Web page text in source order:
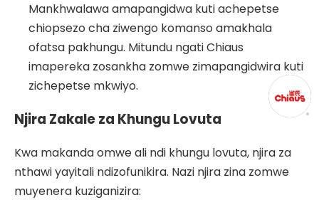
Mankhwalawa amapangidwa kuti achepetse
chiopsezo cha ziwengo komanso amakhala
ofatsa pakhungu. Mitundu ngati Chiaus
imapereka zosankha zomwe zimapangidwira kuti
zichepetse mkwiyo.
Njira Zakale za Khungu Lovuta
Kwa makanda omwe ali ndi khungu lovuta, njira za
nthawi yayitali ndizofunikira. Nazi njira zina zomwe
muyenera kuziganizira: